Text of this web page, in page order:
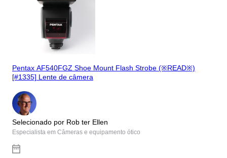
Pentax AF540FGZ Shoe Mount Flash Strobe (※READ※)
[#1335] Lente de câmera
Selecionado por Rob ter Ellen
Especialista em Câmeras e equipamento ótico